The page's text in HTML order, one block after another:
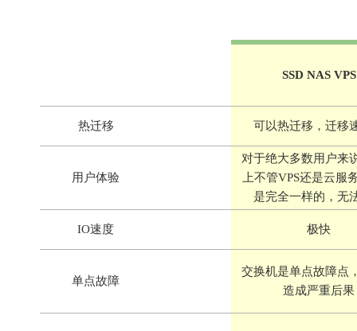
SSD NAS VPS
热迁移 可以热迁移，迁移
用户体验
对于绝大多数用户来
上不管VPS还是云服
是完全一样的，无
IO速度 极快
单点故障
交换机是单点故障点
造成严重后果